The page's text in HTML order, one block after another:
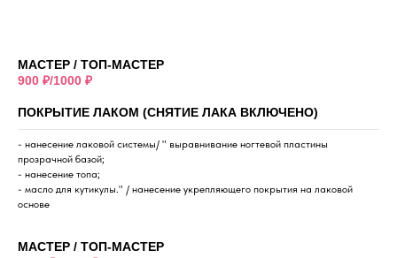
МАСТЕР / ТОП-МАСТЕР
900 ₽/1000 ₽
ПОКРЫТИЕ ЛАКОМ (СНЯТИЕ ЛАКА ВКЛЮЧЕНО)
- нанесение лаковой системы/ " выравнивание ногтевой пластины
прозрачной базой;
- нанесение топа;
- масло для кутикулы." / нанесение укрепляющего покрытия на лаковой
основе
МАСТЕР / ТОП-МАСТЕР